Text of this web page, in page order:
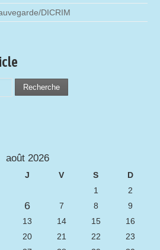
DICRIM
Recherche
août 2026
J V S
D
1
2
6 7 8
9
13 14 15
16
20 21 22
23